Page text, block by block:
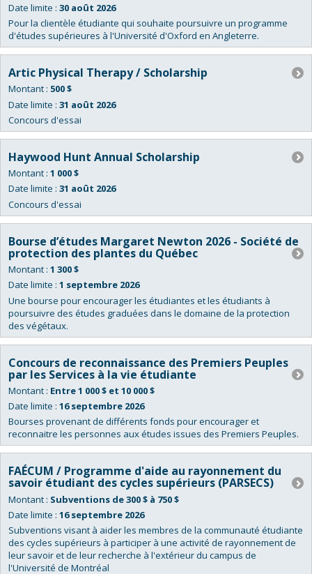
Date limite : 30 août 2026
Pour la clientèle étudiante qui souhaite poursuivre un programme
d'études supérieures à l'Université d'Oxford en Angleterre.
Artic Physical Therapy / Scholarship
Montant : 500 $
Date limite : 31 août 2026
Concours d'essai
Haywood Hunt Annual Scholarship
Montant : 1 000 $
Date limite : 31 août 2026
Concours d'essai
Bourse d’études Margaret Newton 2026 - Société de
protection des plantes du Québec
Montant : 1 300 $
Date limite : 1 septembre 2026
Une bourse pour encourager les étudiantes et les étudiants à
poursuivre des études graduées dans le domaine de la protection
des végétaux.
Concours de reconnaissance des Premiers Peuples
par les Services à la vie étudiante
Montant : Entre 1 000 $ et 10 000 $
Date limite : 16 septembre 2026
Bourses provenant de différents fonds pour encourager et
reconnaitre les personnes aux études issues des Premiers Peuples.
FAÉCUM / Programme d'aide au rayonnement du
savoir étudiant des cycles supérieurs (PARSECS)
Montant : Subventions de 300 $ à 750 $
Date limite : 16 septembre 2026
Subventions visant à aider les membres de la communauté étudiante
des cycles supérieurs à participer à une activité de rayonnement de
leur savoir et de leur recherche à l'extérieur du campus de
l'Université de Montréal